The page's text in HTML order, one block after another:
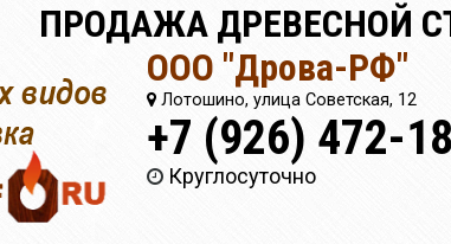
ПРОДАЖА ДРЕВЕСНОЙ
ООО "Дрова-РФ"
Лотошино, улица Советская, 12
+7 (926) 472-
Круглосуточно